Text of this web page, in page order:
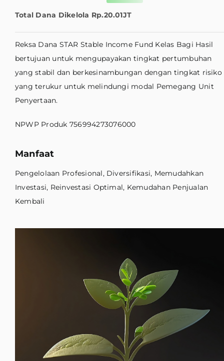
Total Dana Dikelola Rp.20.01JT
Reksa Dana STAR Stable Income Fund Kelas Bagi Hasil
bertujuan untuk mengupayakan tingkat pertumbuhan
yang stabil dan berkesinambungan dengan tingkat risiko
yang terukur untuk melindungi modal Pemegang Unit
Penyertaan.
NPWP Produk 756994273076000
Manfaat
Pengelolaan Profesional, Diversifikasi, Memudahkan
Investasi, Reinvestasi Optimal, Kemudahan Penjualan
Kembali